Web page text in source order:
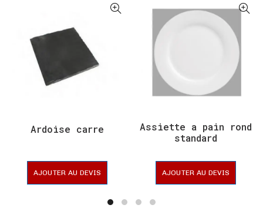
Ardoise carre
AJOUTER AU DEVIS
Assiette a pain rond
standard
AJOUTER AU DEVIS